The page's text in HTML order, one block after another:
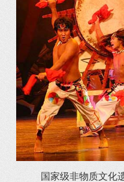
国家级非物质文化